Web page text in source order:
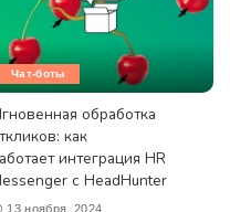
Чат-боты
обработка
как
интеграция HR
с HeadHunter
13 ноября, 2024